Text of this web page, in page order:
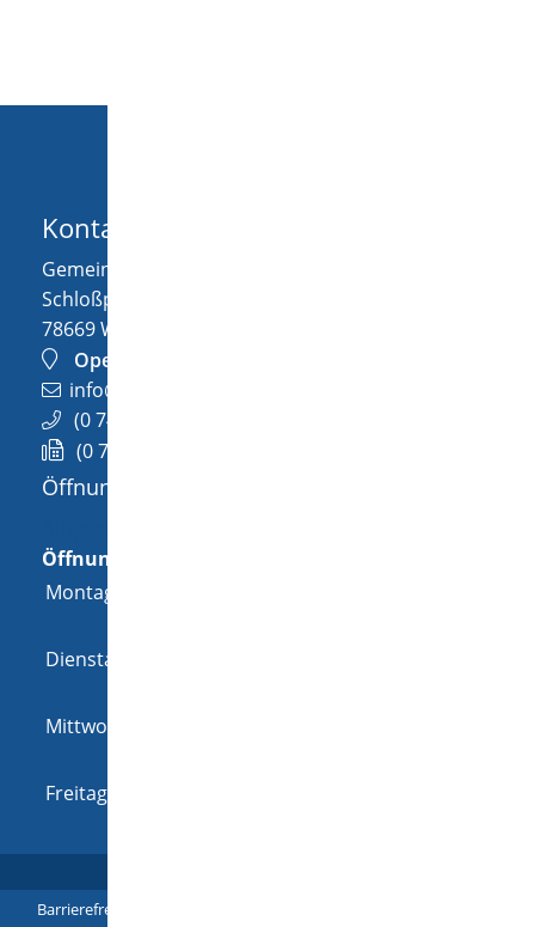
Kontakt
Gemeinde Wellendingen
Schloßplatz 1
78669Wellendingen
OpenStreetMap
info@wellendingen.de
(074
(074
Öffnungszeiten
Öffnungszeiten
Montag
Dienstag
Mittwoch
Freitag
Barrierefreiheit